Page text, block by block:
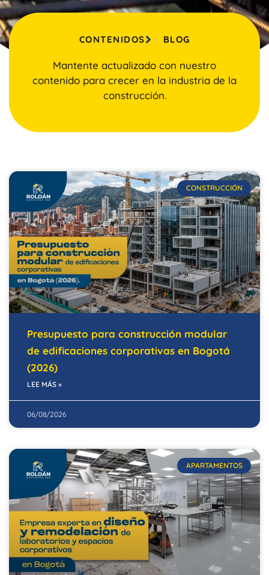
CONTENIDOS BLOG
Mantente actualizado con nuestro
contenido para crecer en la industria de la
construcción.
CONSTRUCCIÓN
Presupuesto para construcción modular
de edificaciones corporativas en Bogotá
(2026)
LEE MÁS »
06/08/2026
APARTAMENTOS